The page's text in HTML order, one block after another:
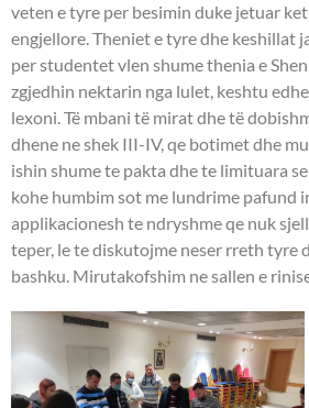
veten e tyre per besimin duke jetuar
engjellore. Theniet e tyre dhe keshillat
per studentet vlen shume thenia e
zgjedhin nektarin nga lulet, keshtu
lexoni. Të mbani të mirat dhe të
dhene ne shek III-IV, qe botimet dhe
ishin shume te pakta dhe te limituara
kohe humbim sot me lundrime pafund
applikacionesh te ndryshme qe nuk
teper, le te diskutojme neser rreth tyre
bashku. Mirutakofshim ne sallen e